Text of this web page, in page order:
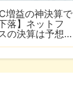
増益の神決算で
落】ネットフ
の決算は予想